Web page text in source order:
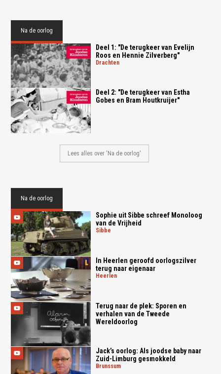
Na de oorlog
Deel 1: "De terugkeer van Evelijn
Roos en Hennie Zilverberg"
drachten
Deel 2: "De terugkeer van Estha
Gobes en Bram Houtkruijer"
Lees alles over 'Na de oorlog'
Na de oorlog
Sophie uit Sibbe schreef Monoloog
van de Vrijheid
sibbe
In Heerlen geroofd oorlogszilver
terug naar eigenaar
heerlen
Terug naar de plek: Sporen en
verhalen van de Tweede
Wereldoorlog
Jack’s oorlog: Als joodse baby naar
Zuid-Limburg gesmokkeld
brunssum